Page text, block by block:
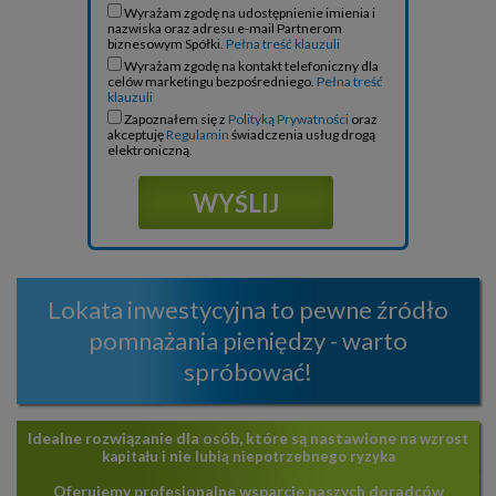
Wyrażam zgodę na udostępnienie imienia i
nazwiska oraz adresu e-mail Partnerom
biznesowym Spółki. Pełna treść klauzuli
Wyrażam zgodę na kontakt telefoniczny dla
celów marketingu bezpośredniego. Pełna treść
klauzuli
Zapoznałem się z Polityką Prywatności oraz
akceptuję Regulamin świadczenia usług drogą
elektroniczną.
Lokata inwestycyjna to pewne źródło
pomnażania pieniędzy - warto
spróbować!
Idealne rozwiązanie dla osób, które są nastawione na wzrost
kapitału i nie lubią niepotrzebnego ryzyka
Oferujemy profesjonalne wsparcie naszych doradców